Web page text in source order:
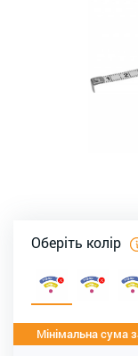
Оберіть колір
Мінімальна сума